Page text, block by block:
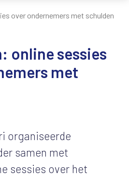
over ondernemers met schulden
online sessies
met
organiseerde
samen met
sessies over het